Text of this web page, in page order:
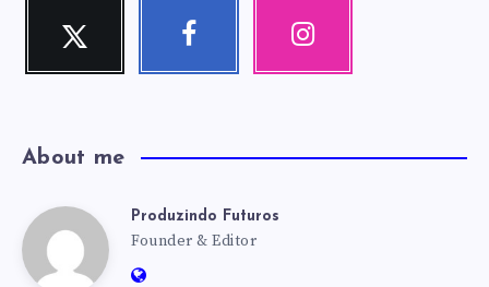
Twitter Facebook Instagram
Nossas
About me
Produzindo
Produzindo Futuros
Founder & Editor
Website: